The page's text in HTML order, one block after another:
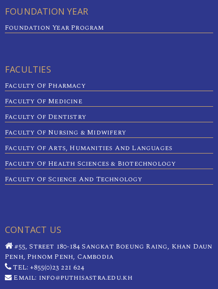
FOUNDATION YEAR
Foundation Year Program
FACULTIES
Faculty Of Pharmacy
Faculty Of Medicine
Faculty Of Dentistry
Faculty Of Nursing & Midwifery
Faculty Of Arts, Humanities And Languages
Faculty Of Health Sciences & Biotechnology
Faculty Of Science And Technology
CONTACT US
#55, Street 180-184 Sangkat Boeung Raing, Khan Daun
Penh, Phnom Penh, Cambodia
TEL: +855(0)23 221 624
Email: info@puthisastra.edu.kh